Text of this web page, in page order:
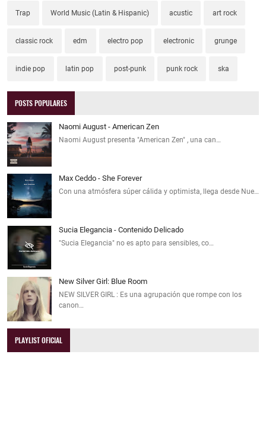
Trap World Music (Latin & Hispanic) acustic art rock
classic rock edm electro pop electronic grunge
indie pop latin pop post-punk punk rock ska
POSTS POPULARES
Naomi August - American Zen
Naomi August presenta "American Zen" , una can…
Max Ceddo - She Forever
Con una atmósfera súper cálida y optimista, llega desde Nue…
Sucia Elegancia - Contenido Delicado
"Sucia Elegancia" no es apto para sensibles, co…
New Silver Girl: Blue Room
NEW SILVER GIRL : Es una agrupación que rompe con los
canon…
PLAYLIST OFICIAL